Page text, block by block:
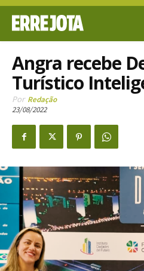
Angra recebe
Turístico
Por Redação
23/08/2022